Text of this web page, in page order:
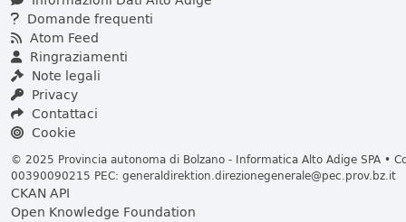
Domande frequenti
Atom Feed
Ringraziamenti
Note legali
Privacy
Contattaci
Cookie
© 2025 Provincia autonoma di Bolzano - Informatica Alto Adige SPA •
00390090215 PEC: generaldirektion.direzionegenerale@pec.prov.bz.it
CKAN API
Open Knowledge Foundation